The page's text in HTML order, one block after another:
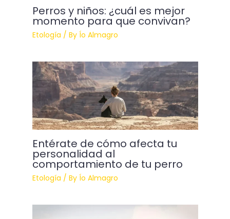
Perros y niños: ¿cuál es mejor
momento para que convivan?
Etología / By Ío Almagro
Entérate de cómo afecta tu
personalidad al
comportamiento de tu perro
Etología / By Ío Almagro